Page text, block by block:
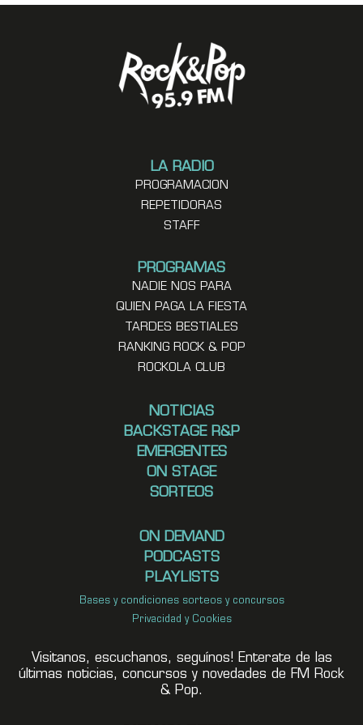
LA RADIO
PROGRAMACION
REPETIDORAS
STAFF
PROGRAMAS
NADIE NOS PARA
QUIEN PAGA LA FIESTA
TARDES BESTIALES
RANKING ROCK & POP
ROCKOLA CLUB
NOTICIAS
BACKSTAGE R&P
EMERGENTES
ON STAGE
SORTEOS
ON DEMAND
PODCASTS
PLAYLISTS
Bases y condiciones sorteos y concursos
Privacidad y Cookies
Visitanos, escuchanos, seguínos! Enterate de las
últimas noticias, concursos y novedades de FM Rock
& Pop.